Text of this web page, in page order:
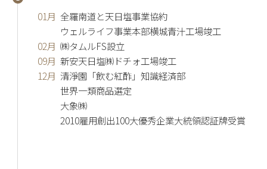
01月 全羅南道と天日塩事業協約
ウェルライフ事業本部横城青汁工場竣工
02月 ㈱タムルFS設立
09月 新安天日塩㈱ドチォ工場竣工
12月 清淨園「飲む紅酢」知識経済部
世界一類商品選定
大象㈱
2010雇用創出100大優秀企業大統領認証牌受賞